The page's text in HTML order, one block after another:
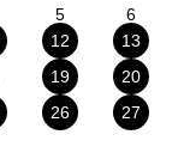
5
6
12
13
19
20
26
27